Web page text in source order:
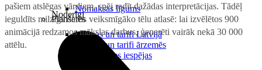
Noderīgi
Maksas un tarifi Latvijā
Maksas un tarifi ārzemēs
LMT Kartes iespējas
Nomaksas līgums
Planšetes
pašiem atslēgas vārdiem, spēj radīt dažādas interpretācijas. Tādēļ
ieguldīts milzīgs darbs veiksmīgāko tēlu atlasē: lai izvēlētos 900
animācijā redzamos mākslas darbus, ģenerēti vairāk nekā 30 000
attēlu.